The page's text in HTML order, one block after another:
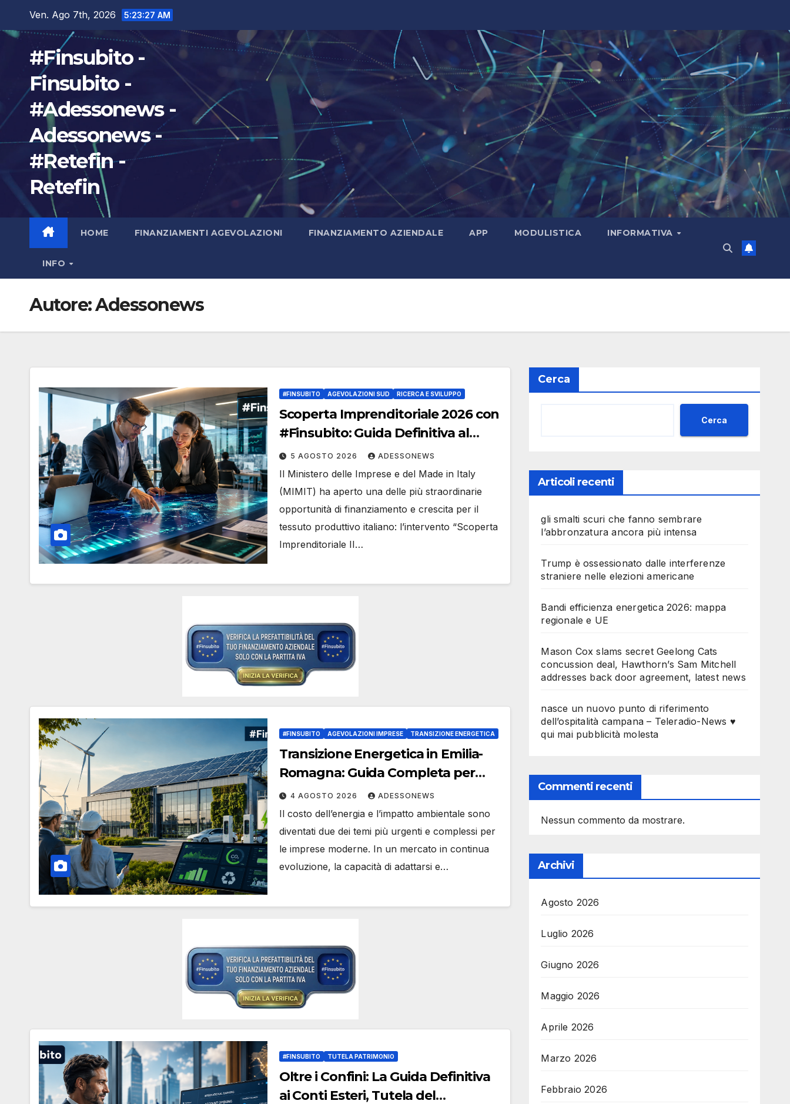
Ven. Ago 7th, 2026 5:23:29 AM
#Finsubito -
Finsubito -
#Adessonews -
Adessonews -
#Retefin -
Retefin
HOME FINANZIAMENTI AGEVOLAZIONI FINANZIAMENTO AZIENDALE APP MODULISTICA INFORMATIVA
INFO
Autore:Adessonews
#FINSUBITO AGEVOLAZIONI SUD RICERCA E SVILUPPO
Scoperta Imprenditoriale 2026 con
#Finsubito: Guida Definitiva al
Bando MIMIT da 505 Milioni di Euro
per Ricerca e Sviluppo nel
Mezzogiorno – #Adessonews –
#Finsubito – Adessonews
5 AGOSTO 2026 ADESSONEWS
Il Ministero delle Imprese e del Made in Italy
(MIMIT) ha aperto una delle più straordinarie
opportunità di finanziamento e crescita per il
tessuto produttivo italiano: l’intervento “Scoperta
Imprenditoriale II…
#FINSUBITO AGEVOLAZIONI IMPRESE TRANSIZIONE ENERGETICA
Transizione Energetica in Emilia-
Romagna: Guida Completa per
Ottenere il Fondo Perduto sulle
Rinnovabili con #Finsubito –
#Adessonews – #Finsubito –
Adessonews
4 AGOSTO 2026 ADESSONEWS
Il costo dell’energia e l’impatto ambientale sono
diventati due dei temi più urgenti e complessi per
le imprese moderne. In un mercato in continua
evoluzione, la capacità di adattarsi e…
#FINSUBITO TUTELA PATRIMONIO
Oltre i Confini: La Guida Definitiva
ai Conti Esteri, Tutela del
Cerca
Cerca
Articoli recenti
gli smalti scuri che fanno sembrare
l’abbronzatura ancora più intensa
Trump è ossessionato dalle interferenze
straniere nelle elezioni americane
Bandi efficienza energetica 2026: mappa
regionale e UE
Mason Cox slams secret Geelong Cats
concussion deal, Hawthorn’s Sam Mitchell
addresses back door agreement, latest news
nasce un nuovo punto di riferimento
dell’ospitalità campana – Teleradio-News ♥
qui mai pubblicità molesta
Commenti recenti
Nessun commento da mostrare.
Archivi
Agosto 2026
Luglio 2026
Giugno 2026
Maggio 2026
Aprile 2026
Marzo 2026
Febbraio 2026